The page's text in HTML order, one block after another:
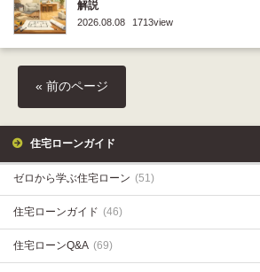
解説
2026.08.08 1713view
« 前のページ
住宅ローンガイド
ゼロから学ぶ住宅ローン (51)
住宅ローンガイド (46)
住宅ローンQ&A (69)